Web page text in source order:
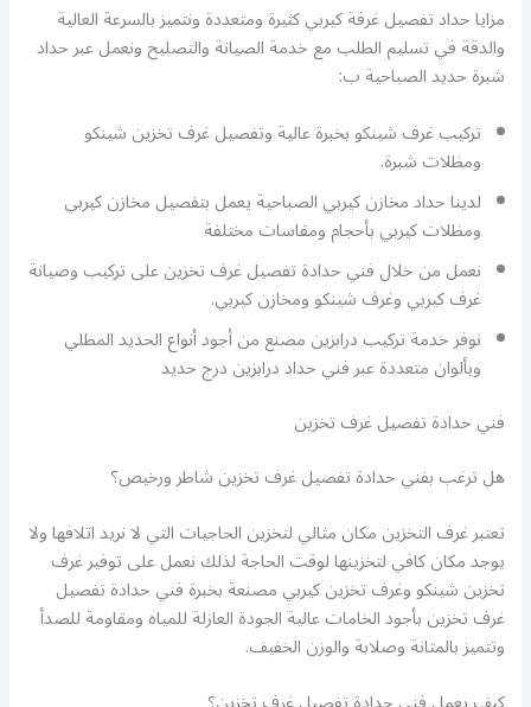
مزايا حداد تفصيل غرفة كيربي كثيرة ومتعددة ونتميز بالسرعة العالية
والدقة في تسليم الطلب مع خدمة الصيانة والتصليح ونعمل عبر حداد
شبرة حديد الصباحية ب:
تركيب غرف شينكو بخبرة عالية وتفصيل غرف تخزين شينكو
ومظلات شبرة.
لدينا حداد مخازن كيربي الصباحية يعمل بتفصيل مخازن كيربي
ومظلات كيربي بأحجام ومقاسات مختلفة
نعمل من خلال فني حدادة تفصيل غرف تخزين على تركيب وصيانة
غرف كيربي وغرف شينكو ومخازن كيربي.
نوفر خدمة تركيب درابزين مصنع من أجود أنواع الحديد المطلي
وبألوان متعددة عبر فني حداد درابزين درج حديد
فني حدادة تفصيل غرف تخزين
هل ترغب بفني حدادة تفصيل غرف تخزين شاطر ورخيص؟
تعتبر غرف التخزين مكان مثالي لتخزين الحاجيات التي لا نريد اتلافها ولا
يوجد مكان كافي لتخزينها لوقت الحاجة لذلك نعمل على توفير غرف
تخزين شينكو وغرف تخزين كيربي مصنعة بخبرة فني حدادة تفصيل
غرف تخزين بأجود الخامات عالية الجودة العازلة للمياه ومقاومة للصدأ
وتتميز بالمتانة وصلابة والوزن الخفيف.